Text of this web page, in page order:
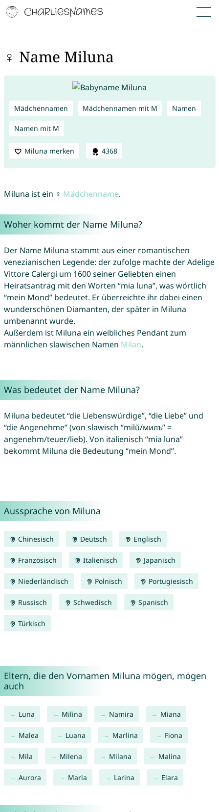
♀ Name Miluna
Mädchennamen Mädchennamen mit M Namen
Namen mit M
Miluna merken 4368
Miluna ist ein ♀ Mädchenname.
Woher kommt der Name Miluna?
Der Name Miluna stammt aus einer romantischen
venezianischen Legende: der zufolge machte der Adelige
Vittore Calergi um 1600 seiner Geliebten einen
Heiratsantrag mit den Worten “mia luna”, was wörtlich
“mein Mond” bedeutet. Er überreichte ihr dabei einen
wunderschönen Diamanten, der später in Miluna
umbenannt wurde.
Außerdem ist Miluna ein weibliches Pendant zum
männlichen slawischen Namen Milan.
Was bedeutet der Name Miluna?
Miluna bedeutet “die Liebenswürdige”, “die Liebe” und
“die Angenehme” (von slawisch “milŭ/милъ” =
angenehm/teuer/lieb). Von italienisch “mia luna”
bekommt Miluna die Bedeutung “mein Mond”.
Aussprache von Miluna
Chinesisch Deutsch Englisch
Französisch Italienisch Japanisch
Niederländisch Polnisch Portugiesisch
Russisch Schwedisch Spanisch
Türkisch
Eltern, die den Vornamen Miluna mögen, mögen
auch
Luna Milina Namira Miana
Malea Luana Marlina Fiona
Mila Milena Milana Malina
Aurora Marla Larina Elara